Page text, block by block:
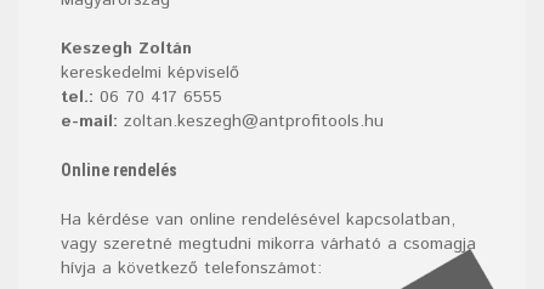
Keszegh Zoltán
kereskedelmi képviselő
tel.: 06 70 417 6555
e-mail: zoltan.keszegh@antprofitools.hu
Online rendelés
Ha kérdése van online rendelésével kapcsolatban,
vagy szeretné megtudni mikorra várható a csomagja
hívja a következő telefonszámot: